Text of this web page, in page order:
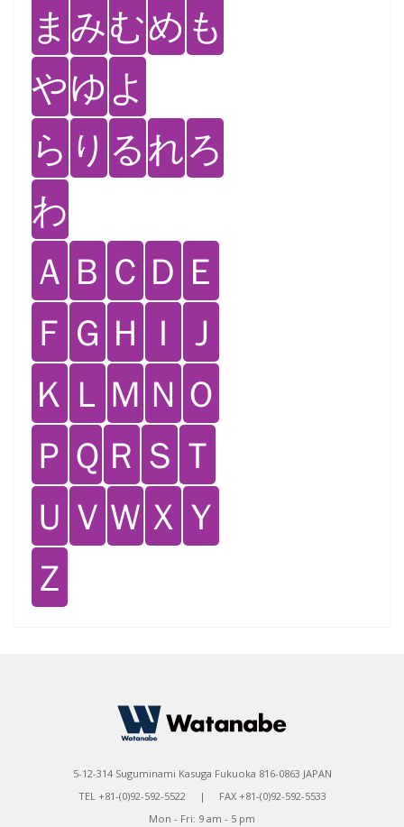
ま みむめ も
やゆ よ
ら り るれろ
わ
Ａ Ｂ Ｃ Ｄ Ｅ
Ｆ Ｇ Ｈ Ｉ Ｊ
Ｋ Ｌ Ｍ Ｎ Ｏ
Ｐ Ｑ Ｒ Ｓ Ｔ
Ｕ Ｖ Ｗ Ｘ Ｙ
Ｚ
5-12-314 Suguminami Kasuga Fukuoka 816-0863 JAPAN
TEL +81-(0)92-592-5522 | FAX +81-(0)92-592-5533
Mon - Fri: 9 am - 5 pm